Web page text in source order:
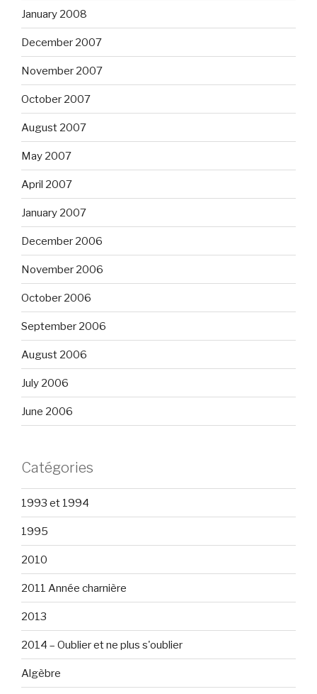
January 2008
December 2007
November 2007
October 2007
August 2007
May 2007
April 2007
January 2007
December 2006
November 2006
October 2006
September 2006
August 2006
July 2006
June 2006
Catégories
1993 et 1994
1995
2010
2011 Année charnière
2013
2014 – Oublier et ne plus s'oublier
Algèbre